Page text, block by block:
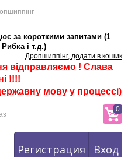
за короткими запитами (1
і т.д.)
Дропшиппінг, додати в кошик
відправляємо ! Слава
!!!!
мову у процессі)
Регистрация Вход
0